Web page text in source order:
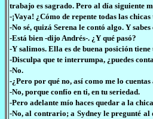
trabajo es sagrado. Pero al día siguiente
-¡Vaya! ¿Cómo de repente todas las
-No sé, quizá Serena le contó algo. Y
-Está bien -dijo Andrés-. ¿Y qué pasó?
-Y salimos. Ella es de buena posición
-Disculpa que te interrumpa, ¿puedes
-No.
-¿Pero por qué no, así como me lo
-No, porque confío en ti, en tu seriedad.
-Pero adelante mío haces quedar a la
-No, al contrario; a Sydney le pregunté al